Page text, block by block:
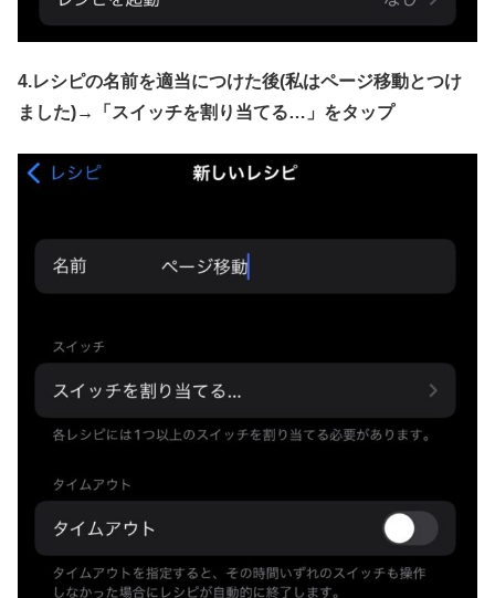
4.レシピの名前を適当につけた後(私はページ移動とつけ
ました)→「 スイッチを割り当てる…」をタップ